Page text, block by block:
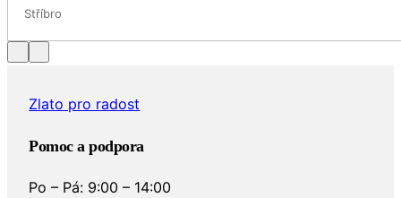
Stříbro
Zlato pro radost
Pomoc a podpora
Po – Pá: 9:00 – 14:00